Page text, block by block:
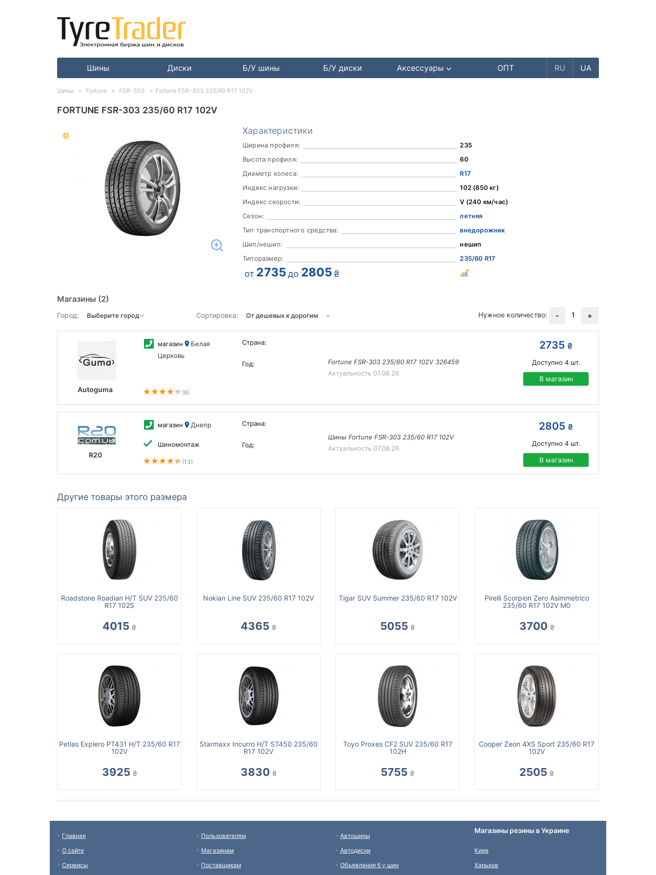
Шины Диски Б/У шины Б/У диски Аксессуары ОПТ RU UA
FORTUNE FSR-303 235/60 R17 102V
Характеристики
Ширина профиля:
235
Высота профиля:
60
Диаметр колеса:
R17
Индекс нагрузки:
102 (850 кг)
Индекс скорости:
V (240 км/час)
Сезон:
летняя
Тип транспортного средства:
внедорожник
Шип/нешип:
нешип
Типоразмер:
235/60 R17
от 2735 до 2805 ₴
Магазины (2)
Город: Сортировка: Нужное количество: - 1 +
Autoguma
магазин
Белая
Церковь
(6)
Страна:
Год:
Fortune FSR-303 235/60 R17 102V 326459
Актуальность 07.08.26
2735 ₴
Доступно 4шт.
В магазин
R20
магазин Днепр
Шиномонтаж
(13)
Страна:
Год:
Шины Fortune FSR-303 235/60 R17 102V
Актуальность 07.08.26
2805 ₴
Доступно 4шт.
В магазин
Другие товары этого размера
Roadstone Roadian H/T SUV 235/60
R17 102S
4015 ₴
Nokian Line SUV 235/60 R17 102V
4365 ₴
Tigar SUV Summer 235/60 R17 102V
5055 ₴
Pirelli Scorpion Zero Asimmetrico
235/60 R17 102V M0
3700 ₴
Petlas Explero PT431 H/T 235/60 R17
102V
3925 ₴
Starmaxx Incurro H/T ST450 235/60
R17 102V
3830 ₴
Toyo Proxes CF2 SUV 235/60 R17
102H
5755 ₴
Cooper Zeon 4XS Sport 235/60 R17
102V
2505 ₴
Шины Fortune FSR-303 Fortune FSR-303 235/60 R17 102V
Главная
О сайте
Сервисы
Пользователям
Магазинам
Поставщикам
Автошины
Автодиски
Объявления б у шин
Магазины резины в Украине
Киев
Харьков